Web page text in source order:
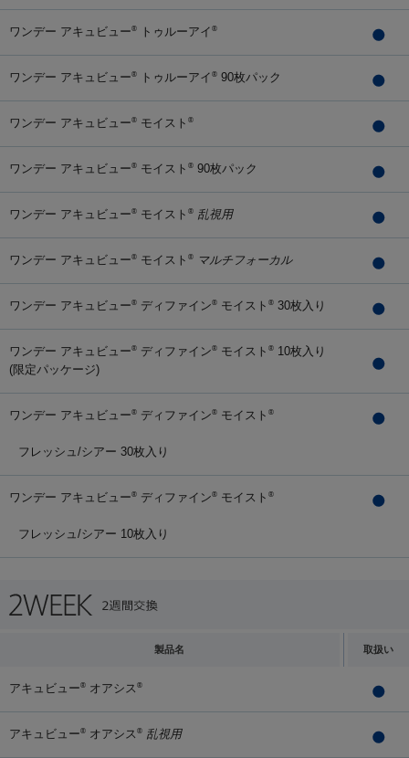
ワンデー アキュビュー® トゥルーアイ ®
ワンデー アキュビュー® トゥルーアイ ® 90枚パック
ワンデー アキュビュー® モイスト ®
ワンデー アキュビュー® モイスト ® 90枚パック
ワンデー アキュビュー® モイスト ® 乱視用
ワンデー アキュビュー® モイスト ® マルチフォーカル
ワンデー アキュビュー® ディファイン® モイスト ® 30枚入り
ワンデー アキュビュー® ディファイン® モイスト ® 10枚入り
(限定パッケージ)
ワンデー アキュビュー® ディファイン® モイスト ®
フレッシュ/シアー 30枚入り
ワンデー アキュビュー® ディファイン® モイスト ®
フレッシュ/シアー 10枚入り
製品名 取扱い
アキュビュー® オアシス ®
アキュビュー® オアシス ® 乱視用